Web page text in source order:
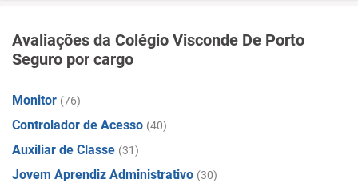
Avaliações da Colégio Visconde De Porto
Seguro por cargo
Monitor (76)
Controlador de Acesso (40)
Auxiliar de Classe (31)
Jovem Aprendiz Administrativo (30)